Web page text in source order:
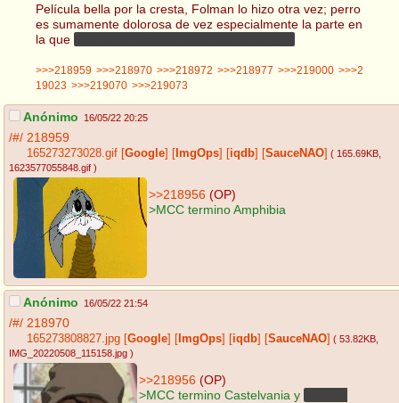
Película bella por la cresta, Folman lo hizo otra vez; perro
es sumamente dolorosa de vez especialmente la parte en
la que Kitty se encuentra con la tumba de Ana
>>>218959 >>>218970 >>>218972 >>>218977 >>>219000 >>>2
19023 >>>219070 >>>219073
Anónimo 16/05/22 20:25
/#/ 218959
165273273028.gif Google ImgOps iqdb SauceNAO ( 165.69KB
1623577055848.gif )
>>218956 (OP)
>MCC termino Amphibia
Anónimo 16/05/22 21:54
/#/ 218970
165273808827.jpg Google ImgOps iqdb SauceNAO ( 53.82KB
IMG_20220508_115158.jpg )
>>218956 (OP)
>MCC termino Castelvania y